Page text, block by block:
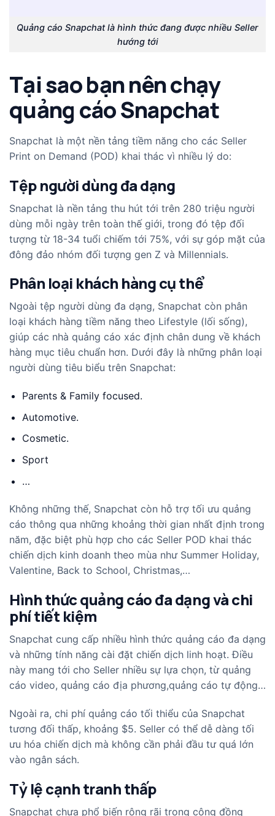
Quảng cáo Snapchat là hình thức đang được nhiều Seller
hướng tới
Tại sao bạn nên chạy
quảng cáo Snapchat
Snapchat là một nền tảng tiềm năng cho các Seller
Print on Demand (POD) khai thác vì nhiều lý do:
Tệp người dùng đa dạng
Snapchat là nền tảng thu hút tới trên 280 triệu người
dùng mỗi ngày trên toàn thế giới, trong đó tệp đối
tượng từ 18-34 tuổi chiếm tới 75%, với sự góp mặt của
đông đảo nhóm đối tượng gen Z và Millennials.
Phân loại khách hàng cụ thể
Ngoài tệp người dùng đa dạng, Snapchat còn phân
loại khách hàng tiềm năng theo Lifestyle (lối sống),
giúp các nhà quảng cáo xác định chân dung về khách
hàng mục tiêu chuẩn hơn. Dưới đây là những phân loại
người dùng tiêu biểu trên Snapchat:
Parents & Family focused.
Automotive.
Cosmetic.
Sport
…
Không những thế, Snapchat còn hỗ trợ tối ưu quảng
cáo thông qua những khoảng thời gian nhất định trong
năm, đặc biệt phù hợp cho các Seller POD khai thác
chiến dịch kinh doanh theo mùa như Summer Holiday,
Valentine, Back to School, Christmas,…
Hình thức quảng cáo đa dạng và chi
phí tiết kiệm
Snapchat cung cấp nhiều hình thức quảng cáo đa dạng
và những tính năng cài đặt chiến dịch linh hoạt. Điều
này mang tới cho Seller nhiều sự lựa chọn, từ quảng
cáo video, quảng cáo địa phương,quảng cáo tự động…
Ngoài ra, chi phí quảng cáo tối thiểu của Snapchat
tương đối thấp, khoảng $5. Seller có thể dễ dàng tối
ưu hóa chiến dịch mà không cần phải đầu tư quá lớn
vào ngân sách.
Tỷ lệ cạnh tranh thấp
Snapchat chưa phổ biến rộng rãi trong cộng đồng